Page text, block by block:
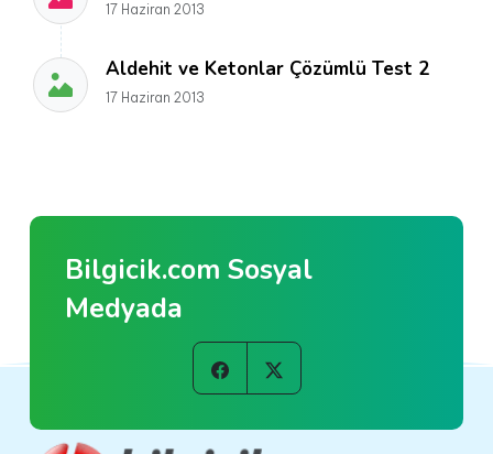
17 Haziran 2013
Aldehit ve Ketonlar Çözümlü Test 2
17 Haziran 2013
Bilgicik.com Sosyal
Medyada